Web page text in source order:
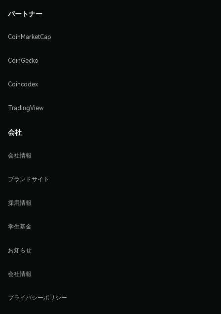
パートナー
CoinMarketCap
CoinGecko
Coincodex
TradingView
会社
会社情報
ブランドサイト
採用情報
学生基金
お知らせ
会社情報
プライバシーポリシー